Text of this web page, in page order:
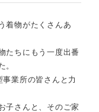
着物がたくさんあ
たちにもう一度出番
。
業所の皆さんと力
子さんと、そのご家